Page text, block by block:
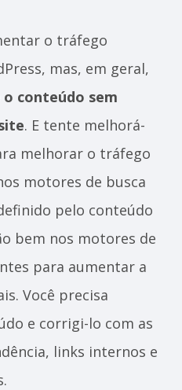
o tráfego
mas, em geral,
conteúdo sem
. E tente melhorá-
melhorar o tráfego
motores de busca
pelo conteúdo
bem nos motores de
para aumentar a
Você precisa
e corrigi-lo com as
links internos e